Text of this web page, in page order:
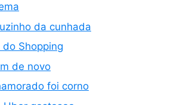
da cunhada
do Shopping
de novo
foi corno